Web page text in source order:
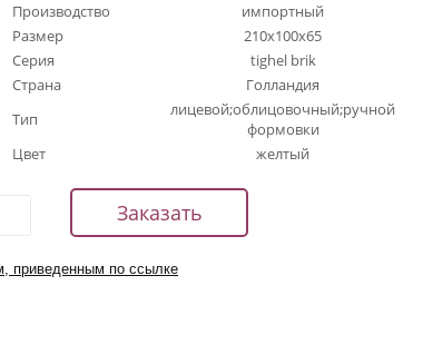
Производство
импортный
Размер
210x100x65
Серия
tighel brik
Страна
Голландия
Тип
лицевой;облицовочный;ручной
формовки
Цвет
желтый
приведенным по ссылке